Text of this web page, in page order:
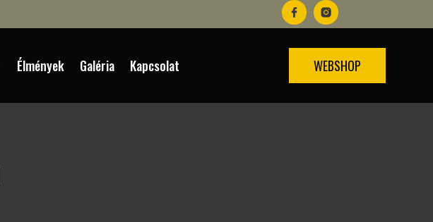
Élmények Galéria Kapcsolat WEBSHOP